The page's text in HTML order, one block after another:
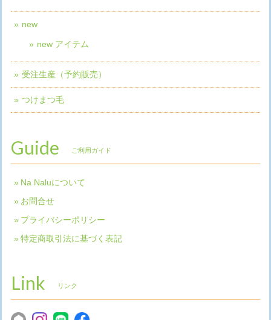
new
new アイテム
受注生産（予約販売）
つけまつ毛
Guide ご利用ガイド
Na Naluについて
お問合せ
プライバシーポリシー
特定商取引法に基づく表記
Link リンク